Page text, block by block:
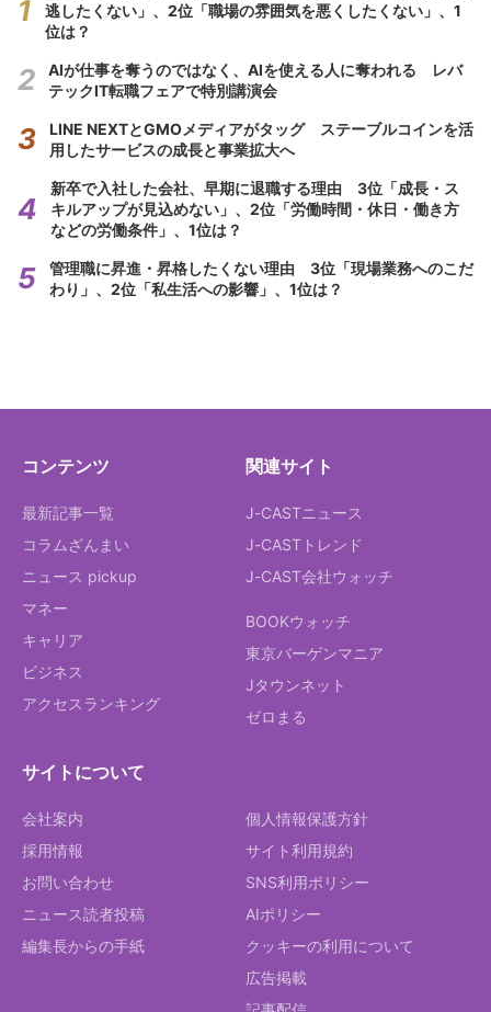
逃したくない」、2位「職場の雰囲気を悪くしたくない」、1
位は？
AIが仕事を奪うのではなく、AIを使える人に奪われる レバ
テックIT転職フェアで特別講演会
LINE NEXTとGMOメディアがタッグ ステーブルコインを活
用したサービスの成長と事業拡大へ
新卒で入社した会社、早期に退職する理由 3位「成長・ス
キルアップが見込めない」、2位「労働時間・休日・働き方
などの労働条件」、1位は？
管理職に昇進・昇格したくない理由 3位「現場業務へのこだ
わり」、2位「私生活への影響」、1位は？
コンテンツ
最新記事一覧
コラムざんまい
ニュース pickup
マネー
キャリア
ビジネス
アクセスランキング
関連サイト
J-CASTニュース
J-CASTトレンド
J-CAST会社ウォッチ
BOOKウォッチ
東京バーゲンマニア
Jタウンネット
ゼロまる
サイトについて
会社案内
採用情報
お問い合わせ
ニュース読者投稿
編集長からの手紙
個人情報保護方針
サイト利用規約
SNS利用ポリシー
AIポリシー
クッキーの利用について
広告掲載